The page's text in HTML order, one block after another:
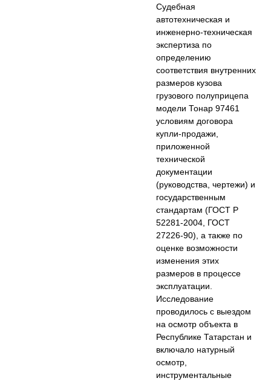
Судебная
автотехническая и
инженерно-техническая
экспертиза по
определению
соответствия внутренних
размеров кузова
грузового полуприцепа
модели Тонар 97461
условиям договора
купли-продажи,
приложенной
технической
документации
(руководства, чертежи) и
государственным
стандартам (ГОСТ Р
52281-2004, ГОСТ
27226-90), а также по
оценке возможности
изменения этих
размеров в процессе
эксплуатации.
Исследование
проводилось с выездом
на осмотр объекта в
Республике Татарстан и
включало натурный
осмотр,
инструментальные